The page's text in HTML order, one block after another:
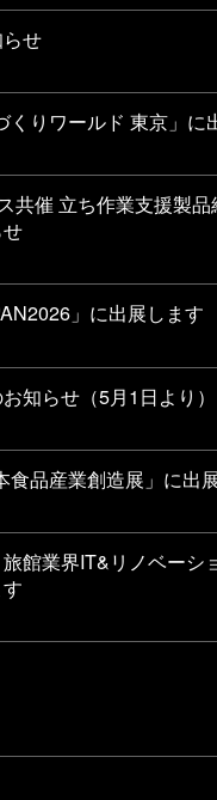
せ
くりワールド 東京」に
共催 立ち作業支援製
」に出展します
知らせ（5月1日より）
食品産業創造展」に出
旅館業界IT&リノベーシ